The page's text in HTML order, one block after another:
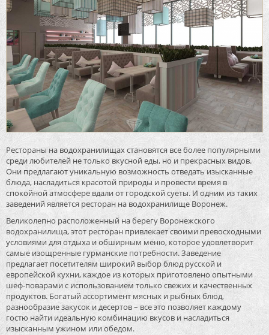
Рестораны на водохранилищах становятся все более популярными
среди любителей не только вкусной еды, но и прекрасных видов.
Они предлагают уникальную возможность отведать изысканные
блюда, насладиться красотой природы и провести время в
спокойной атмосфере вдали от городской суеты. И одним из таких
заведений является ресторан на водохранилище Воронеж.
Великолепно расположенный на берегу Воронежского
водохранилища, этот ресторан привлекает своими превосходными
условиями для отдыха и обширным меню, которое удовлетворит
самые изощренные гурманские потребности. Заведение
предлагает посетителям широкий выбор блюд русской и
европейской кухни, каждое из которых приготовлено опытными
шеф-поварами с использованием только свежих и качественных
продуктов. Богатый ассортимент мясных и рыбных блюд,
разнообразие закусок и десертов – все это позволяет каждому
гостю найти идеальную комбинацию вкусов и насладиться
изысканным ужином или обедом.